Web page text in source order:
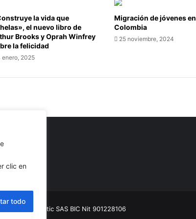
clic en
todo
la vida que
el nuevo libro de
Brooks y Oprah Winfrey
la felicidad
enero, 2025
Migración de jóvenes en
Colombia
25 noviembre, 2024
y noticias
Comunitic SAS BIC Nit 901228106